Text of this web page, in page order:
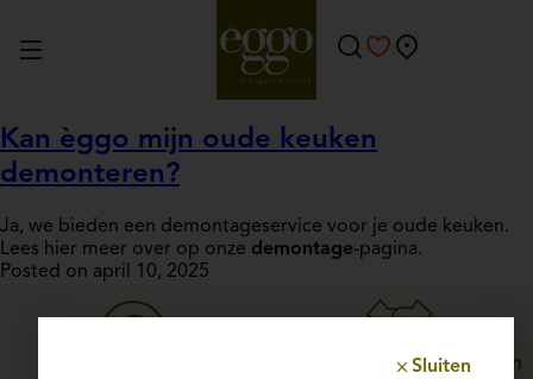
Kan èggo mijn oude keuken
demonteren?
Ja, we bieden een demontageservice voor je oude keuken.
Lees hier meer over op onze demontage-pagina.
Posted on april 10, 2025
Persoonlijke service, van
Sluiten